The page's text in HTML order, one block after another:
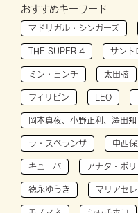
おすすめキーワード
マドリガル・シンガーズ
THE SUPER 4 サント
ミン・ヨンチ 太田弦
フィリピン LEO
岡本真夜、小野正利、澤田
ラ・スペランザ 中西
キューバ アナタ・ボリ
徳永ゆうき マリアセ